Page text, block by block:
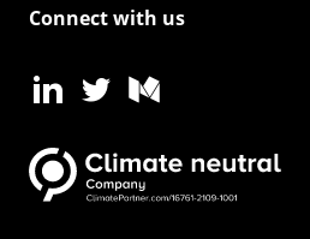
Connect with us